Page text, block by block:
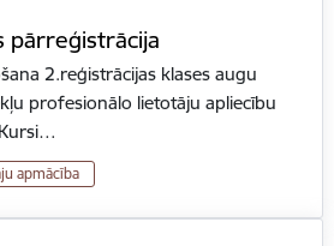
pārreģistrācija
2.reģistrācijas klases augu
profesionālo lietotāju apliecību
apmācība